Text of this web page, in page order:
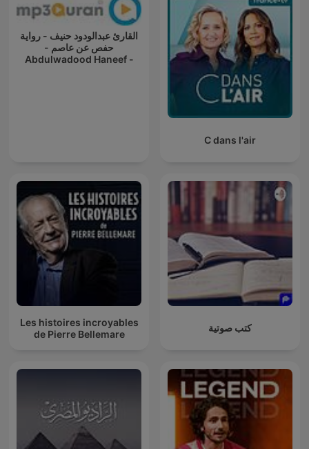
C dans l'air
القارئ عبدالودود حنيف - رواية
حفص عن عاصم -
Abdulwadood Haneef -
كتب صوتية
Les histoires incroyables
de Pierre Bellemare